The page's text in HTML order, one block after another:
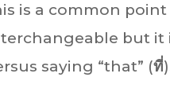
is a common
but it
saying “that” (ที่